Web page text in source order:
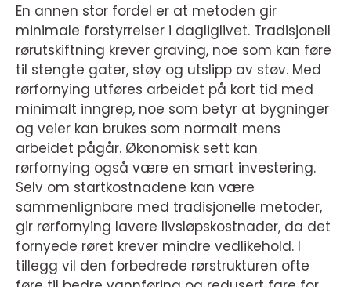
En annen stor fordel er at metoden gir
minimale forstyrrelser i dagliglivet. Tradisjonell
rørutskiftning krever graving, noe som kan føre
til stengte gater, støy og utslipp av støv. Med
rørfornying utføres arbeidet på kort tid med
minimalt inngrep, noe som betyr at bygninger
og veier kan brukes som normalt mens
arbeidet pågår. Økonomisk sett kan
rørfornying også være en smart investering.
Selv om startkostnadene kan være
sammenlignbare med tradisjonelle metoder,
gir rørfornying lavere livsløpskostnader, da det
fornyede røret krever mindre vedlikehold. I
tillegg vil den forbedrede rørstrukturen ofte